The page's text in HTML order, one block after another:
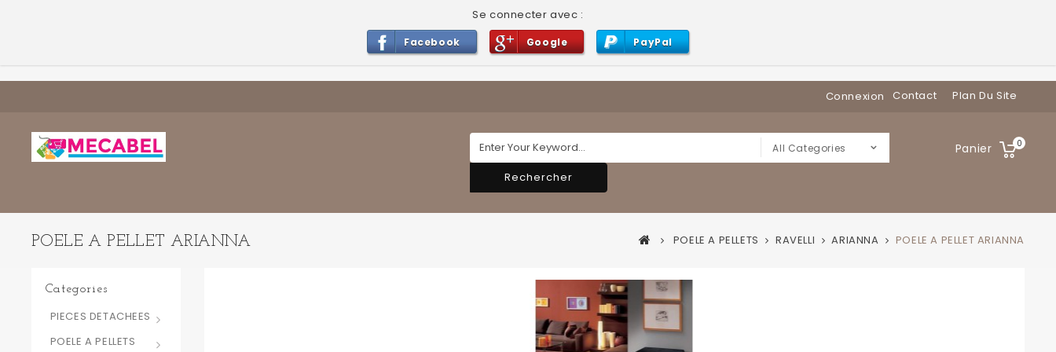
Se connecter avec :
Facebook Google PayPal
Contact Plan Du Site
Connexion
Panier 0
All Categories
Rechercher
POELE A PELLET ARIANNA POELE A PELLETS RAVELLI ARIANNA POELE A PELLET ARIANNA
Categories
PIECES DETACHEES
POELE A PELLETS